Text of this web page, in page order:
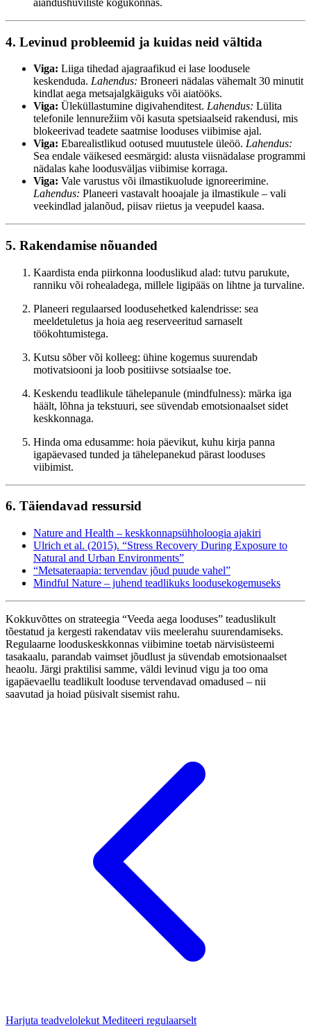
4. Levinud probleemid ja kuidas neid vältida
Viga: Liiga tihedad ajagraafikud ei lase loodusele
keskenduda. Lahendus: Broneeri nädalas vähemalt 30 minutit
kindlat aega metsajalgkäiguks või aiatööks.
Viga: Üleküllastumine digivahenditest. Lahendus: Lülita
telefonile lennurežiim või kasuta spetsiaalseid rakendusi, mis
blokeerivad teadete saatmise looduses viibimise ajal.
Viga: Ebarealistlikud ootused muutustele üleöö. Lahendus:
Sea endale väikesed eesmärgid: alusta viisnädalase programmi
nädalas kahe loodusväljas viibimise korraga.
Viga: Vale varustus või ilmastikuolude ignoreerimine.
Lahendus: Planeeri vastavalt hooajale ja ilmastikule – vali
veekindlad jalanõud, piisav riietus ja veepudel kaasa.
5. Rakendamise nõuanded
Kaardista enda piirkonna looduslikud alad: tutvu parukute,
ranniku või rohealadega, millele ligipääs on lihtne ja turvaline.
Planeeri regulaarsed loodusehetked kalendrisse: sea
meeldetuletus ja hoia aeg reserveeritud sarnaselt
töökohtumistega.
Kutsu sõber või kolleeg: ühine kogemus suurendab
motivatsiooni ja loob positiivse sotsiaalse toe.
Keskendu teadlikule tähelepanule (mindfulness): märka iga
häält, lõhna ja tekstuuri, see süvendab emotsionaalset sidet
keskkonnaga.
Hinda oma edusamme: hoia päevikut, kuhu kirja panna
igapäevased tunded ja tähelepanekud pärast looduses
viibimist.
6. Täiendavad ressursid
Nature and Health – keskkonnapsühholoogia ajakiri
Ulrich et al. (2015). “Stress Recovery During Exposure to
Natural and Urban Environments”
“Metsateraapia: tervendav jõud puude vahel”
Mindful Nature – juhend teadlikuks loodusekogemuseks
Kokkuvõttes on strateegia “Veeda aega looduses” teaduslikult
tõestatud ja kergesti rakendatav viis meelerahu suurendamiseks.
Regulaarne looduskeskkonnas viibimine toetab närvisüsteemi
tasakaalu, parandab vaimset jõudlust ja süvendab emotsionaalset
heaolu. Järgi praktilisi samme, väldi levinud vigu ja too oma
igapäevaellu teadlikult looduse tervendavad omadused – nii
saavutad ja hoiad püsivalt sisemist rahu.
Harjuta teadvelolekut Mediteeri regulaarselt